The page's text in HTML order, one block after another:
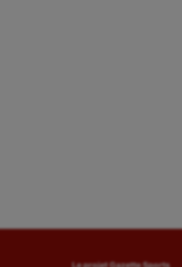
Le projet Gazette Sports